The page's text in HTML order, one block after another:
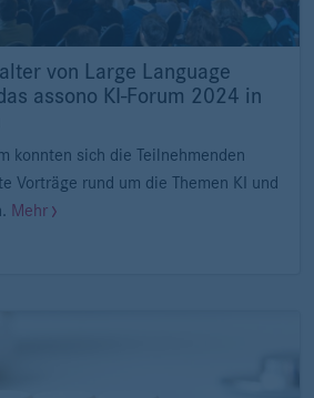
von Large Language
assono KI-Forum 2024 in
konnten sich die Teilnehmenden
Vorträge rund um die Themen KI und
Mehr